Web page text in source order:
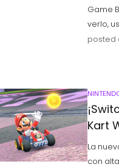
Game
verlo,
posted
Kart
La
con